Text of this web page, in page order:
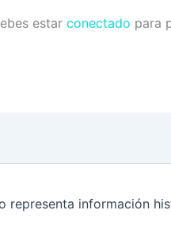
estar conectado para
información